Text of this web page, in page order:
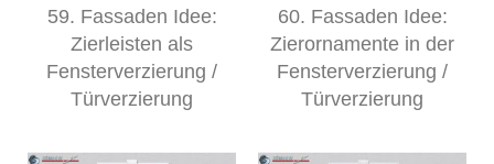
59. Fassaden Idee:
Zierleisten als
Fensterverzierung /
Türverzierung
60. Fassaden Idee:
Zierornamente in der
Fensterverzierung /
Türverzierung